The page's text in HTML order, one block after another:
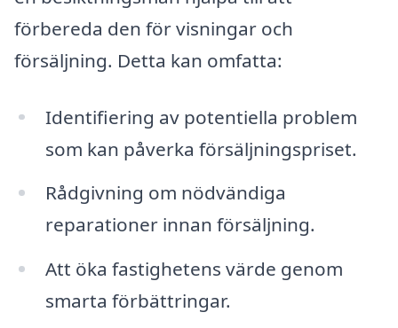
förbereda den för visningar och
försäljning. Detta kan omfatta:
Identifiering av potentiella problem
som kan påverka försäljningspriset.
Rådgivning om nödvändiga
reparationer innan försäljning.
Att öka fastighetens värde genom
smarta förbättringar.